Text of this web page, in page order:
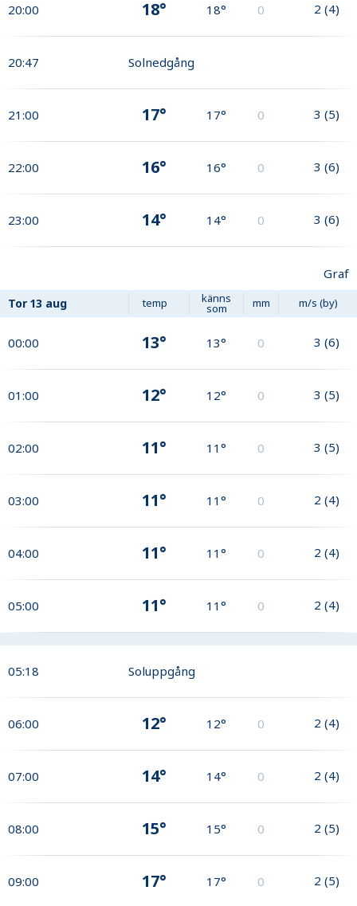
20:00 18° 18° 0 2 (4)
20:47 Solnedgång
21:00 17° 17° 0 3 (5)
22:00 16° 16° 0 3 (6)
23:00 14° 14° 0 3 (6)
Graf
Tor 13 aug temp känns
som mm m/s (by)
00:00 13° 13° 0 3 (6)
01:00 12° 12° 0 3 (5)
02:00 11° 11° 0 3 (5)
03:00 11° 11° 0 2 (4)
04:00 11° 11° 0 2 (4)
05:00 11° 11° 0 2 (4)
05:18 Soluppgång
06:00 12° 12° 0 2 (4)
07:00 14° 14° 0 2 (4)
08:00 15° 15° 0 2 (5)
09:00 17° 17° 0 2 (5)